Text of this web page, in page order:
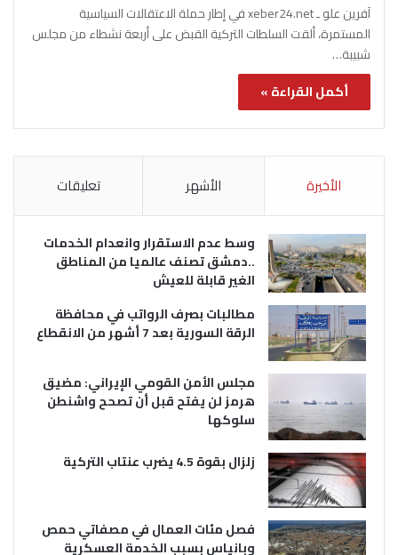
آفرين علو ـ xeber24.net في إطار حملة الاعتقالات السياسية
المستمرة، ألقت السلطات التركية القبض على أربعة نشطاء من مجلس
شبيبة…
أكمل القراءة »
الأخيرة الأشهر تعليقات
وسط عدم الاستقرار وانعدام الخدمات
..دمشق تصنف عالميا من المناطق
الغير قابلة للعيش
مطالبات بصرف الرواتب في محافظة
الرقة السورية بعد 7 أشهر من الانقطاع
مجلس الأمن القومي الإيراني: مضيق
هرمز لن يفتح قبل أن تصحح واشنطن
سلوكها
زلزال بقوة 4.5 يضرب عنتاب التركية
فصل مئات العمال في مصفاتي حمص
وبانياس بسبب الخدمة العسكرية